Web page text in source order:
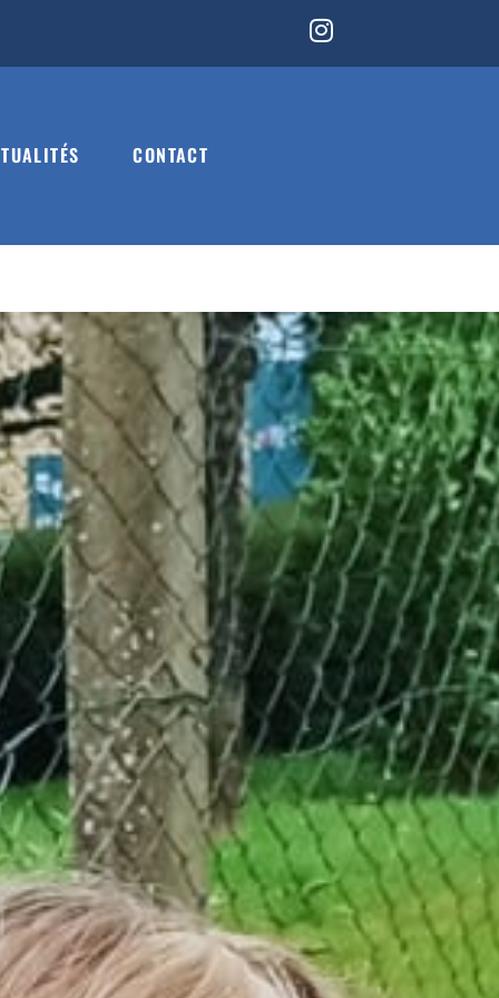
CONTACT